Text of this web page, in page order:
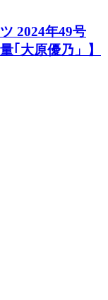
2024年49号
｢大原優乃」】